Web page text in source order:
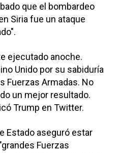
que el bombardeo
Siria fue un ataque
ejecutado anoche.
Unido por su sabiduría
Fuerzas Armadas. No
un mejor resultado.
Trump en Twitter.
Estado aseguró estar
Fuerzas